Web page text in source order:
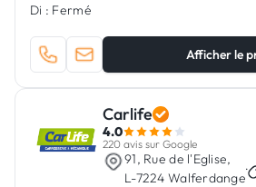
Di : Fermé
Afficher le
Carlife
4.0
220 avis sur Google
91, Rue de l'Eglise,
L-7224 Walferdange
·